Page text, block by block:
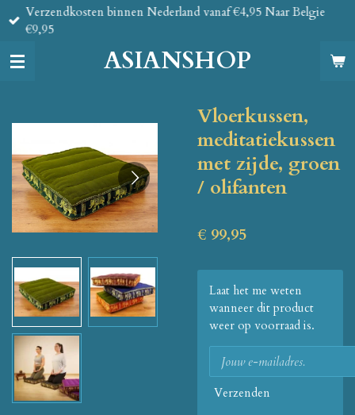
Ga
direct
de
ASIANSHOP
Verzendkosten binnen Nederland vanaf €4,95 Naar Belgie
€9,95
Vloerkussen,
meditatiekussen
met zijde, groen
/ olifanten
€ 99,95
Laat het me weten
wanneer dit product
weer op voorraad is.
Verzenden